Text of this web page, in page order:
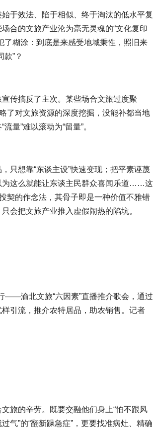
于效法、陷于相似、终于淘汰的低水平复
合的文旅产业沦为毫无灵魂的“文化复印
了糊涂：到底是来感受地域秉性，照旧来
款”？
传搞反了主次。某些场合文旅过度聚
了对文旅资源的深度挖掘，没能补都当地
量”难以滚动为“留量”。
只想靠“东谈主设”快速变现；把平素诬蔑
为这么就能让东谈主民群众喜闻乐道……这
契的作念法，其骨子即是一种价值不雅错
会把文旅产业推入虚假闹热的陷坑。
——渝北文旅“六因素”直播推介歌会，通过
引流，推介农特居品，助农销售。记者
旅的辛劳。既要交融他们身上“怕不跟风
气”的“翻新躁急症”，更要找准病灶、精确